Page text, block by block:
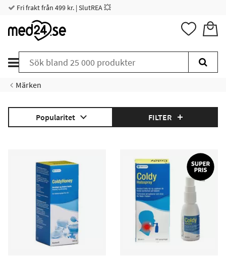
Fri frakt från 499 kr. | SlutREA 💥
Märken
Popularitet FILTER